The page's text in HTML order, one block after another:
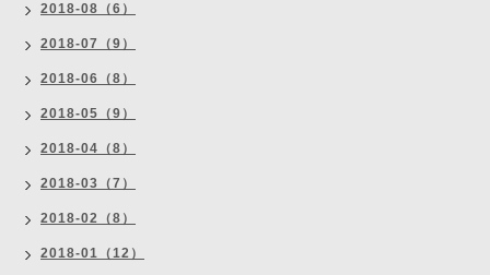
2018-08（6）
2018-07（9）
2018-06（8）
2018-05（9）
2018-04（8）
2018-03（7）
2018-02（8）
2018-01（12）